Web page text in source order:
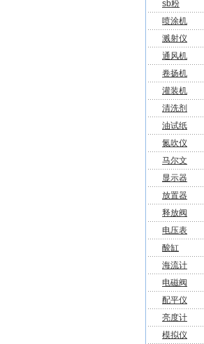
sb粉
喷涂机
溅射仪
通风机
卷扬机
灌装机
清洗剂
油试纸
氮吹仪
马尔文
显示器
放置器
释放阀
电压表
酸缸
海流计
电磁阀
配平仪
亮度计
模拟仪